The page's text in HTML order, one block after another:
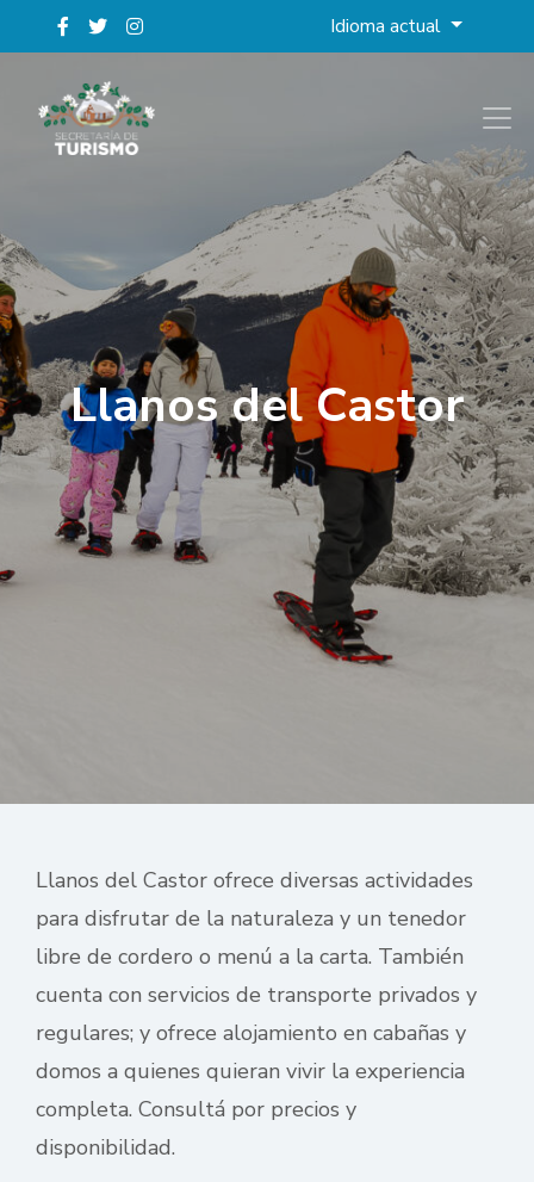
Idioma actual
Llanos del Castor
Llanos del Castor ofrece diversas actividades
para disfrutar de la naturaleza y un tenedor
libre de cordero o menú a la carta. También
cuenta con servicios de transporte privados y
regulares; y ofrece alojamiento en cabañas y
domos a quienes quieran vivir la experiencia
completa. Consultá por precios y
disponibilidad.